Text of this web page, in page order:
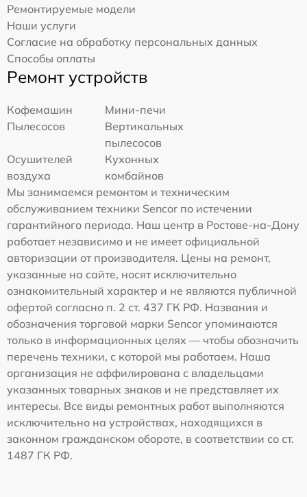
Ремонтируемые модели
Наши услуги
Согласие на обработку персональных данных
Способы оплаты
Ремонт устройств
Кофемашин
Мини-печи
Пылесосов
Вертикальных
пылесосов
Осушителей
воздуха
Кухонных
комбайнов
Мы занимаемся ремонтом и техническим
обслуживанием техники Sencor по истечении
гарантийного периода. Наш центр в Ростове-на-Дону
работает независимо и не имеет официальной
авторизации от производителя. Цены на ремонт,
указанные на сайте, носят исключительно
ознакомительный характер и не являются публичной
офертой согласно п. 2 ст. 437 ГК РФ. Названия и
обозначения торговой марки Sencor упоминаются
только в информационных целях — чтобы обозначить
перечень техники, с которой мы работаем. Наша
организация не аффилирована с владельцами
указанных товарных знаков и не представляет их
интересы. Все виды ремонтных работ выполняются
исключительно на устройствах, находящихся в
законном гражданском обороте, в соответствии со ст.
1487 ГК РФ.